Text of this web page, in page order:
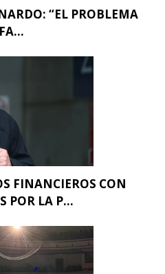
“EL PROBLEMA
FINANCIEROS CON
POR LA P...